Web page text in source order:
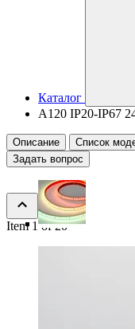
Каталог
A120 IP20-IP67
Описание
Список
Задать вопрос
Item 1 of 20